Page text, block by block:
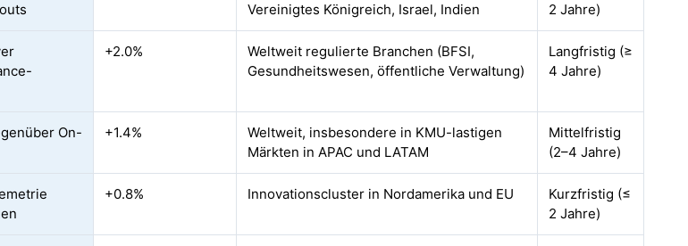
Vereinigtes Königreich, Israel, Indien
2 Jahre)
+2.0%
Weltweit regulierte Branchen (BFSI,
Gesundheitswesen, öffentliche Verwaltung)
Langfristig (≥
4 Jahre)
On-
+1.4%
Weltweit, insbesondere in KMU-lastigen
Märkten in APAC und LATAM
Mittelfristig
(2–4 Jahre)
+0.8% Innovationscluster in Nordamerika und EU
Kurzfristig (≤
2 Jahre)